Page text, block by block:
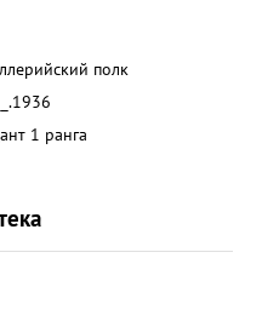
полк
1 ранга